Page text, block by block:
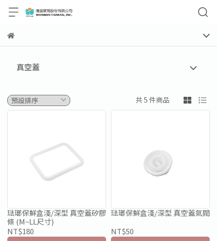
真空蓋
共 5 件商品
琺瑯保鮮盒淺/深型 真空蓋矽膠
條 (M~LL尺寸)
NT$180
琺瑯保鮮盒淺/深型 真空蓋氣閥
NT$50